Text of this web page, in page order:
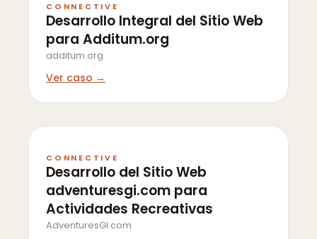
CONNECTIVE
Desarrollo Integral del Sitio Web
para Additum.org
additum.org
Ver caso →
CONNECTIVE
Desarrollo del Sitio Web
adventuresgi.com para
Actividades Recreativas
AdventuresGI.com